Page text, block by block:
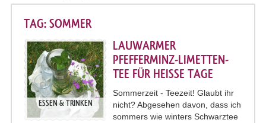
TAG: SOMMER
ESSEN & TRINKEN
LAUWARMER
PFEFFERMINZ-LIMETTEN-
TEE FÜR HEISSE TAGE
Sommerzeit - Teezeit! Glaubt ihr
nicht? Abgesehen davon, dass ich
sommers wie winters Schwarztee